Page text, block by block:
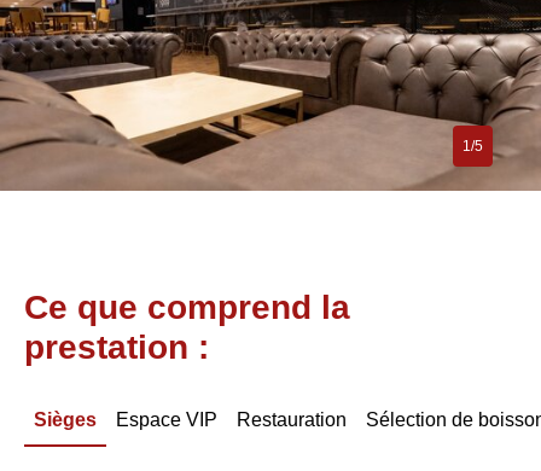
1/5
Ce que comprend la
prestation :
Sièges Espace VIP Restauration Sélection de